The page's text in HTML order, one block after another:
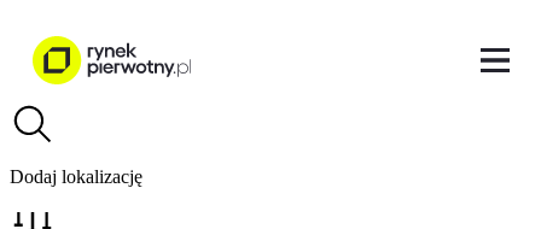
Dodaj lokalizację